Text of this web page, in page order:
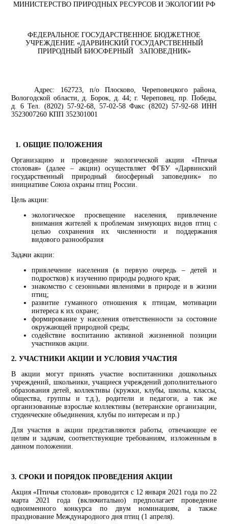
МИНИСТЕРСТВО ПРИРОДНЫХ РЕСУРСОВ И ЭКОЛОГИИ РФ
ФЕДЕРАЛЬНОЕ ГОСУДАРСТВЕННОЕ БЮДЖЕТНОЕ
УЧРЕЖДЕНИЕ «ДАРВИНСКИЙ ГОСУДАРСТВЕННЫЙ
ПРИРОДНЫЙ БИОСФЕРНЫЙ ЗАПОВЕДНИК»
Адрес: 162723, п/о Плосково, Череповецкого района,
Вологодской области, д. Борок, д. 44; г. Череповец, пр. Победы,
д. 6 Тел. (8202) 57-92-68, 57-02-58 Факс (8202) 57-92-68 ИНН
3523007260 КПП 352301001
1. ОБЩИЕ ПОЛОЖЕНИЯ
Организацию и проведение экологической акции «Птичья
столовая» (далее – акции) осуществляет ФГБУ «Дарвинский
государственный природный биосферный заповедник» по
инициативе Союза охраны птиц России.
Цель акции:
экологическое просвещение населения, привлечение
внимания жителей к проблемам зимующих видов птиц с
целью сохранения их численности и поддержания
видового разнообразия
Задачи акции:
привлечение населения (в первую очередь – детей и
подростков) к изучению природы родного края;
знакомство с сезонными явлениями в природе и в жизни
птиц;
развитие гуманного отношения к птицам, мотивации
интереса к их охране;
формирование у населения ответственности за состояние
окружающей природной среды;
содействие воспитанию активной жизненной позиции
участников акции.
2. УЧАСТНИКИ АКЦИИ И УСЛОВИЯ УЧАСТИЯ
В акции могут принять участие воспитанники дошкольных
учреждений, школьники, учащиеся учреждений дополнительного
образования детей, коллективы (кружки, клубы, школы, классы,
общества, группы и т.д.), родители и педагоги, а так же
организованные взрослые коллективы (ветеранские организации,
студенческие объединения, клубы по интересам и пр.)
Для участия в акции представляются работы, отвечающие ее
целям и задачам, соответствующие требованиям, изложенным в
данном положении.
3. СРОКИ И ПОРЯДОК ПРОВЕДЕНИЯ АКЦИИ
Акция «Птичья столовая» проводится с 12 января 2021 года по 22
марта 2021 года (включитально) предполагает проведение
одноименного конкурса по двум номинациям, а также
празднование Международного дня птиц (1 апреля).